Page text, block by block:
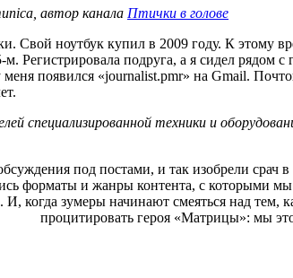
автор канала Птички в голове
Свой ноутбук купил в 2009 году. К этому
Регистрировала подруга, а я сидел рядом
появился «journalist.pmr» на Gmail.
специализированной техники и
под постами, и так изобрели срач
форматы и жанры контента, с которыми
зумеры начинают смеяться над тем,
процитировать героя «Матрицы»: мы